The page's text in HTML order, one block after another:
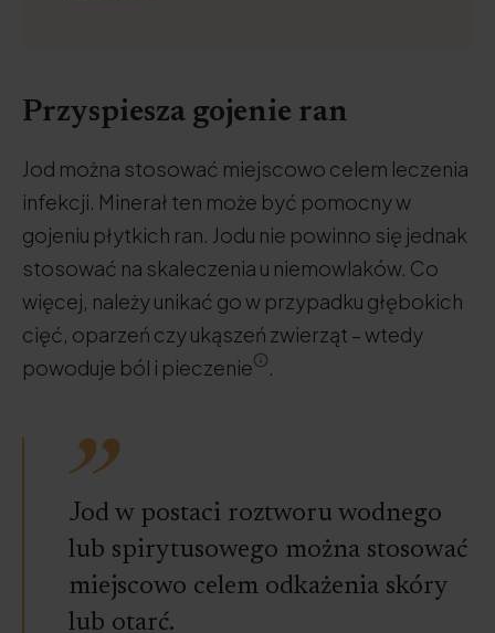
Przyspiesza gojenie ran
Jod można stosować miejscowo celem leczenia
infekcji. Minerał ten może być pomocny w
gojeniu płytkich ran. Jodu nie powinno się jednak
stosować na skaleczenia u niemowlaków. Co
więcej, należy unikać go w przypadku głębokich
cięć, oparzeń czy ukąszeń zwierząt – wtedy
powoduje ból i pieczenie
.
Jod w postaci roztworu wodnego
lub spirytusowego można stosować
miejscowo celem odkażenia skóry
lub otarć.